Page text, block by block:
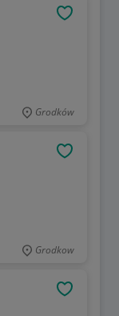
Grodków
Grodkow